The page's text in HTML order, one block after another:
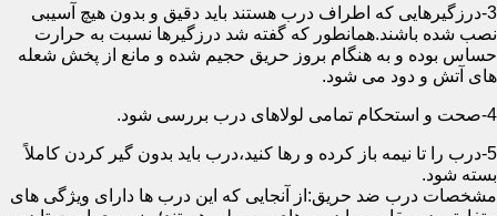
3-درزگیرهایی که اطراف درب هستند باید دقیق و بدون هیچ آسیبی
نصب شده باشند.همانطور که گفته شد درزگیرها نسبت به حرارت
حساس بوده و به هنگام بروز حریق حجیم شده و مانع از پخش شعله
های آتش و دود می شود.
4-صحت و استحکام تمامی لولاهای درب بررسی شود.
5-درب را تا نیمه باز کرده و رها کنید،درب باید بدون گیر کردن کاملاً
بسته شود.
مشخصات درب ضد حریق:از آنجایی که این درب ها دارای ویژگی های